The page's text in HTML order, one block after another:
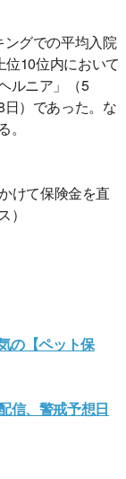
グでの平均入院
10位内において
ルニア」（5
）であった。な
けて保険金を直
の【ペット保
信、警戒予想日